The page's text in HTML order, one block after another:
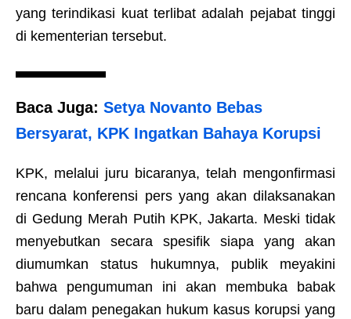
yang terindikasi kuat terlibat adalah pejabat tinggi
di kementerian tersebut.
Baca Juga: Setya Novanto Bebas
Bersyarat, KPK Ingatkan Bahaya Korupsi
KPK, melalui juru bicaranya, telah mengonfirmasi
rencana konferensi pers yang akan dilaksanakan
di Gedung Merah Putih KPK, Jakarta. Meski tidak
menyebutkan secara spesifik siapa yang akan
diumumkan status hukumnya, publik meyakini
bahwa pengumuman ini akan membuka babak
baru dalam penegakan hukum kasus korupsi yang